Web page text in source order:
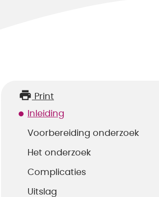
Print
Inleiding
Voorbereiding onderzoek
Het onderzoek
Complicaties
Uitslag